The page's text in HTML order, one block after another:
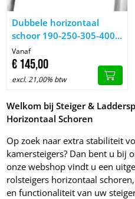
Image Dubbele horizontaal
Dubbele horizontaal
schoor 190-250-305-400
cm
Vanaf
€145,00
excl. 21,00% btw
Welkom bij Steiger &
Horizontaal Schoren
Op zoek naar extra stabiliteit
kamersteigers? Dan bent u bij
onze webshop vindt u een
rolsteigers horizontaal
en functionaliteit van uw